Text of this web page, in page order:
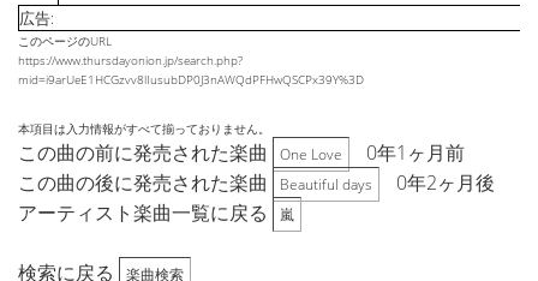
広告:
このページのURL
https://www.thursdayonion.jp/search.php?
mid=i9arUeE1HCGzvv8lIusubDP0J3nAWQdPFHwQSCPx39Y%3D
本項目は入力情報がすべて揃っておりません。
この曲の前に発売された楽曲 One Love
0年1ヶ月前
この曲の後に発売された楽曲
Beautiful days
0年2ヶ月後
アーティスト楽曲一覧に戻る
嵐
検索に戻る 楽曲検索